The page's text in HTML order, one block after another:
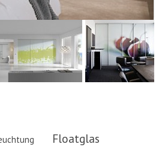
Floatglas